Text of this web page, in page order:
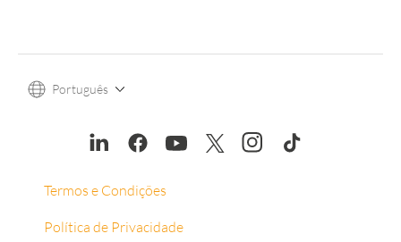
Português
Termos e Condições
Política de Privacidade